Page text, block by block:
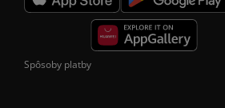
Spôsoby platby